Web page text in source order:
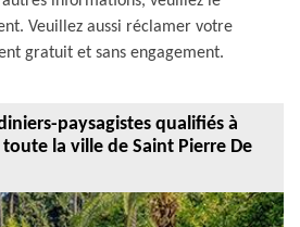
Veuillez aussi réclamer votre
gratuit et sans engagement.
paysagistes qualifiés à
la ville de Saint Pierre De